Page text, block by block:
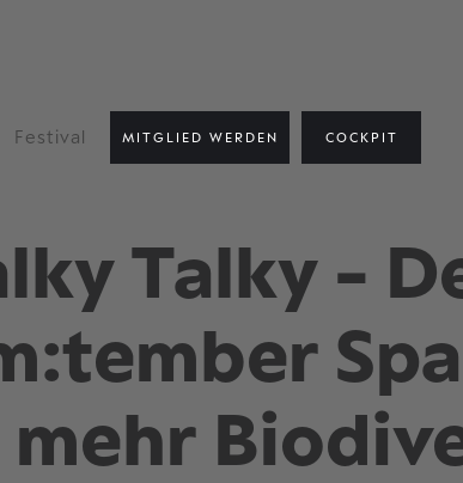
Festival MITGLIED WERDEN COCKPIT
Talky -